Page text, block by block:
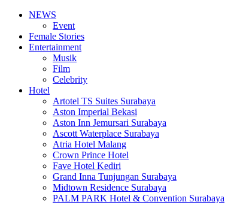
NEWS
Event
Female Stories
Entertainment
Musik
Film
Celebrity
Hotel
Artotel TS Suites Surabaya
Aston Imperial Bekasi
Aston Inn Jemursari Surabaya
Ascott Waterplace Surabaya
Atria Hotel Malang
Crown Prince Hotel
Fave Hotel Kediri
Grand Inna Tunjungan Surabaya
Midtown Residence Surabaya
PALM PARK Hotel & Convention Surabaya